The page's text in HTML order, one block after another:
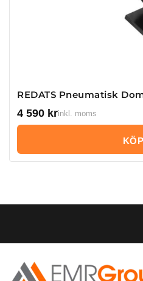
REDATS Pneumatisk
4 590 krinkl. moms
KÖP